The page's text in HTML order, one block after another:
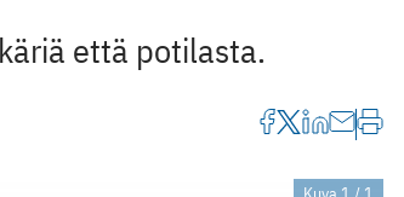
että potilasta.